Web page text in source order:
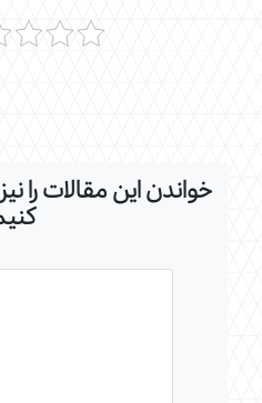
خواندن این مقالات را